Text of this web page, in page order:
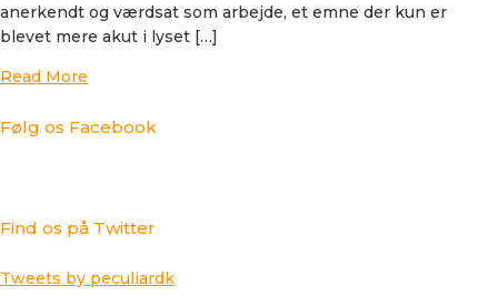
anerkendt og værdsat som arbejde, et emne der kun er
blevet mere akut i lyset […]
Read More
Følg os Facebook
Find os på Twitter
Tweets by peculiardk